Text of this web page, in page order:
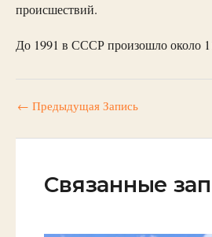
происшествий.
До 1991 в СССР произошло около
← Предыдущая Запись
Связанные